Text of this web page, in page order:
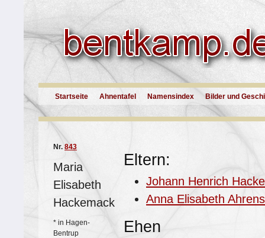
Startseite Ahnentafel Namensindex Bilder und
Nr. 843
Maria
Elisabeth
Hackemack
* in Hagen-
Bentrup
Eltern:
Johann Henrich
Anna Elisabeth Ahrens
Ehen